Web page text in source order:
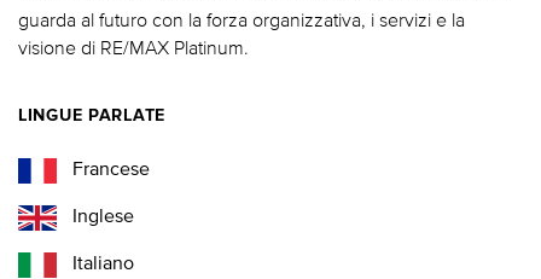
guarda al futuro con la forza organizzativa, i servizi e la
visione di RE/MAX Platinum.
LINGUE PARLATE
Francese
Inglese
Italiano